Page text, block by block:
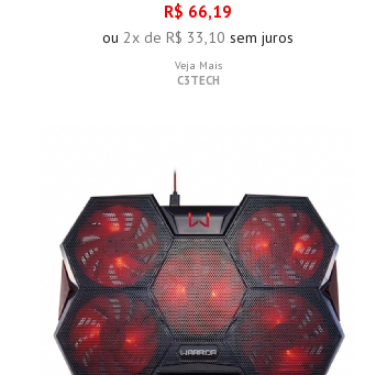
R$ 66,19
ou 2x de R$ 33,10 sem juros
Veja Mais
C3TECH